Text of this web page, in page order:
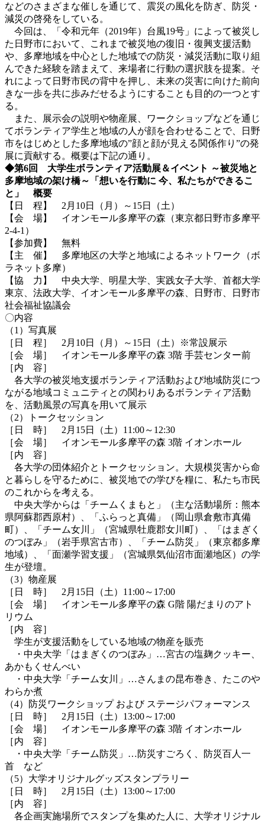
などのさまざまな催しを通じて、震災の風化を防ぎ、防災・
減災の啓発をしている。
今回は、「令和元年（2019年）台風19号」によって被災し
た日野市において、これまで被災地の復旧・復興支援活動
や、多摩地域を中心とした地域での防災・減災活動に取り組
んできた経験を踏まえて、来場者に行動の選択肢を提案。そ
れによって日野市民の背中を押し、未来の災害に向けた前向
きな一歩を共に歩みだせるようにすることも目的の一つとす
る。
また、展示会の説明や物産展、ワークショップなどを通じ
てボランティア学生と地域の人が顔を合わせることで、日野
市をはじめとした多摩地域の”顔と顔が見える関係作り”の発
展に貢献する。概要は下記の通り。
◆第6回 大学生ボランティア活動展＆イベント ～被災地と
多摩地域の架け橋～「想いを行動に 今、私たちができるこ
と」 概要
【日 程】 2月10日（月）～15日（土）
【会 場】 イオンモール多摩平の森（東京都日野市多摩平
2-4-1）
【参加費】 無料
【主 催】 多摩地区の大学と地域によるネットワーク（ボ
ラネット多摩）
【協 力】 中央大学、明星大学、実践女子大学、首都大学
東京、法政大学、イオンモール多摩平の森、日野市、日野市
社会福祉協議会
〇内容
（1）写真展
［日 程］ 2月10日（月）～15日（土）※常設展示
［会 場］ イオンモール多摩平の森 3階 手芸センター前
［内 容］
各大学の被災地支援ボランティア活動および地域防災につ
ながる地域コミュニティとの関わりあるボランティア活動
を、活動風景の写真を用いて展示
（2）トークセッション
［日 時］ 2月15日（土）11:00～12:30
［会 場］ イオンモール多摩平の森 3階 イオンホール
［内 容］
各大学の団体紹介とトークセッション。大規模災害から命
と暮らしを守るために、被災地での学びを糧に、私たち市民
のこれからを考える。
中央大学からは「チームくまもと」（主な活動場所：熊本
県阿蘇郡西原村）、「ふらっと真備」（岡山県倉敷市真備
町）、「チーム女川」（宮城県牡鹿郡女川町）、「はまぎく
のつぼみ」（岩手県宮古市）、「チーム防災」（東京都多摩
地域）、「面瀬学習支援」（宮城県気仙沼市面瀬地区）の学
生が登壇。
（3）物産展
［日 時］ 2月15日（土）11:00～17:00
［会 場］ イオンモール多摩平の森 G階 陽だまりのアト
リウム
［内 容］
学生が支援活動をしている地域の物産を販売
・中央大学「はまぎくのつぼみ」…宮古の塩麹クッキー、
あかもくせんべい
・中央大学「チーム女川」…さんまの昆布巻き、たこのや
わらか煮
（4）防災ワークショップ および ステージパフォーマンス
［日 時］ 2月15日（土）13:00～17:00
［会 場］ イオンモール多摩平の森 3階 イオンホール
［内 容］
・中央大学「チーム防災」…防災すごろく、防災百人一
首 など
（5）大学オリジナルグッズスタンプラリー
［日 時］ 2月15日（土）13:00～17:00
［内 容］
各企画実施場所でスタンプを集めた人に、大学オリジナル